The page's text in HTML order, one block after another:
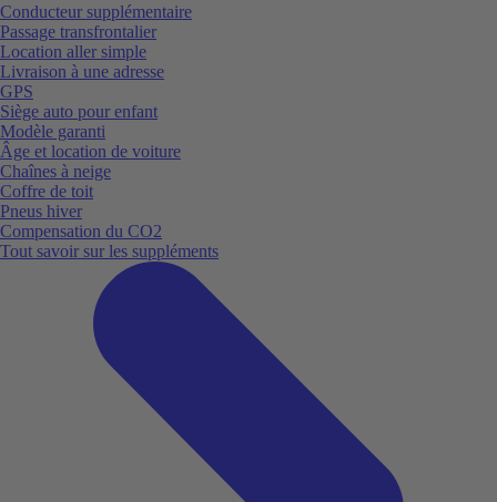
Conducteur supplémentaire
Passage transfrontalier
Location aller simple
Livraison à une adresse
GPS
Siège auto pour enfant
Modèle garanti
Âge et location de voiture
Chaînes à neige
Coffre de toit
Pneus hiver
Compensation du CO2
Tout savoir sur les suppléments